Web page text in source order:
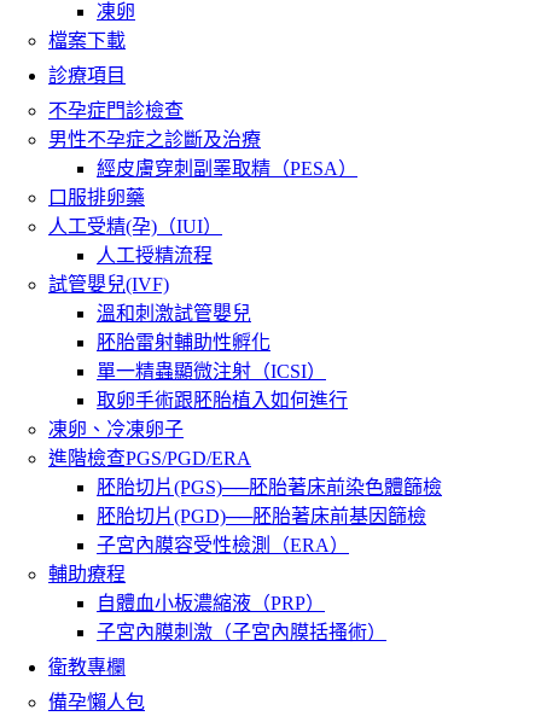
凍卵
檔案下載
診療項目
不孕症門診檢查
男性不孕症之診斷及治療
經皮膚穿刺副睪取精（PESA）
口服排卵藥
人工受精(孕)（IUI）
人工授精流程
試管嬰兒(IVF)
溫和刺激試管嬰兒
胚胎雷射輔助性孵化
單一精蟲顯微注射（ICSI）
取卵手術跟胚胎植入如何進行
凍卵、冷凍卵子
進階檢查PGS/PGD/ERA
胚胎切片(PGS)──胚胎著床前染色體篩檢
胚胎切片(PGD)──胚胎著床前基因篩檢
子宮內膜容受性檢測（ERA）
輔助療程
自體血小板濃縮液（PRP）
子宮內膜刺激（子宮內膜括搔術）
衛教專欄
備孕懶人包